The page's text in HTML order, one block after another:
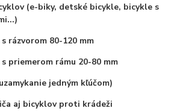
(e-biky, detské bicykle, bicykle s
rázvorom 80-120 mm
priemerom rámu 20-80 mm
jedným kľúčom)
aj bicyklov proti krádeži